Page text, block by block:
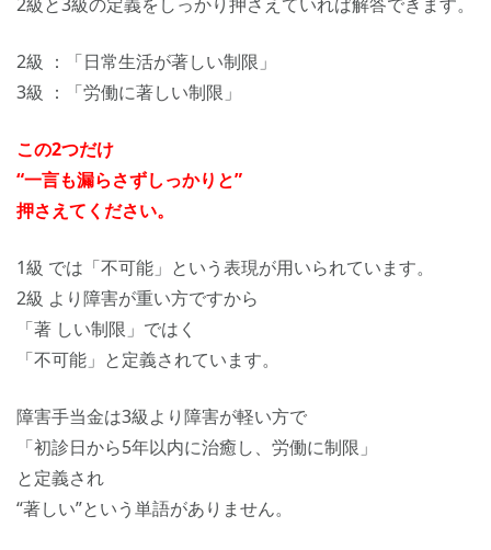
2級 ：「日常生活が著しい制限」
3級 ：「労働に著しい制限」
この2つだけ
“一言も漏らさずしっかりと”
押さえてください。
1級 では「不可能」という表現が用いられています。
2級 より障害が重い方ですから
「著 しい制限」ではく
「不可能」と定義されています。
障害手当金は3級より障害が軽い方で
「初診日から5年以内に治癒し、労働に制限」
と定義され
“著しい”という単語がありません。